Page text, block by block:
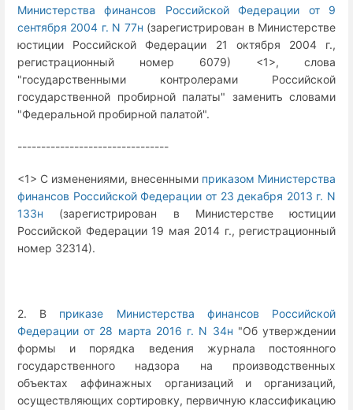
Министерства финансов Российской Федерации от 9
сентября 2004 г. N 77н (зарегистрирован в Министерстве
юстиции Российской Федерации 21 октября 2004 г.,
регистрационный номер 6079) <1>, слова
"государственными контролерами Российской
государственной пробирной палаты" заменить словами
"Федеральной пробирной палатой".
--------------------------------
<1> С изменениями, внесенными приказом Министерства
финансов Российской Федерации от 23 декабря 2013 г. N
133н (зарегистрирован в Министерстве юстиции
Российской Федерации 19 мая 2014 г., регистрационный
номер 32314).
2. В приказе Министерства финансов Российской
Федерации от 28 марта 2016 г. N 34н "Об утверждении
формы и порядка ведения журнала постоянного
государственного надзора на производственных
объектах аффинажных организаций и организаций,
осуществляющих сортировку, первичную классификацию